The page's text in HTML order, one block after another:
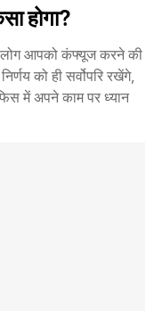
होगा?
लोग आपको कंफ्यूज करने की
को ही सर्वोपरि रखेंगे,
में अपने काम पर ध्यान